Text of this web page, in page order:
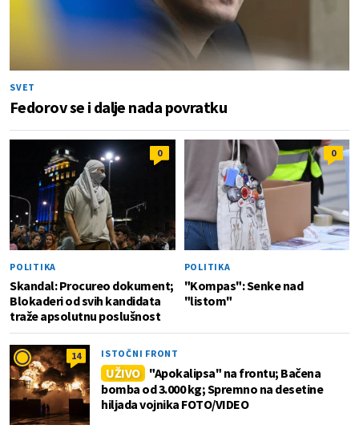
SVET
Fedorov se i dalje nada povratku
0
POLITIKA
Skandal: Procureo dokument;
Blokaderi od svih kandidata
traže apsolutnu poslušnost
0
POLITIKA
"Kompas": Senke nad
"listom"
14 ISTOČNI FRONT
UŽIVO
"Apokalipsa" na frontu; Bačena
bomba od 3.000 kg; Spremno na desetine
hiljada vojnika FOTO/VIDEO